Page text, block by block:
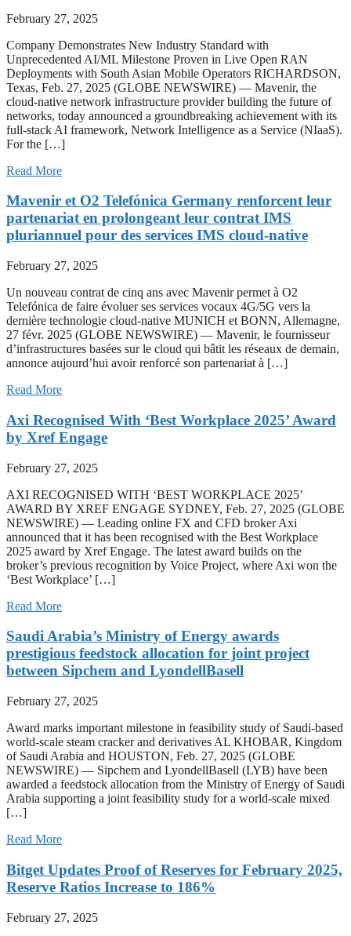
February 27, 2025
Company Demonstrates New Industry Standard with
Unprecedented AI/ML Milestone Proven in Live Open RAN
Deployments with South Asian Mobile Operators RICHARDSON,
Texas, Feb. 27, 2025 (GLOBE NEWSWIRE) — Mavenir, the
cloud-native network infrastructure provider building the future of
networks, today announced a groundbreaking achievement with its
full-stack AI framework, Network Intelligence as a Service (NIaaS).
For the […]
Read More
Mavenir et O2 Telefónica Germany renforcent leur
partenariat en prolongeant leur contrat IMS
pluriannuel pour des services IMS cloud-native
February 27, 2025
Un nouveau contrat de cinq ans avec Mavenir permet à O2
Telefónica de faire évoluer ses services vocaux 4G/5G vers la
dernière technologie cloud-native MUNICH et BONN, Allemagne,
27 févr. 2025 (GLOBE NEWSWIRE) — Mavenir, le fournisseur
d’infrastructures basées sur le cloud qui bâtit les réseaux de demain,
annonce aujourd’hui avoir renforcé son partenariat à […]
Read More
Axi Recognised With ‘Best Workplace 2025’ Award
by Xref Engage
February 27, 2025
AXI RECOGNISED WITH ‘BEST WORKPLACE 2025’
AWARD BY XREF ENGAGE SYDNEY, Feb. 27, 2025 (GLOBE
NEWSWIRE) — Leading online FX and CFD broker Axi
announced that it has been recognised with the Best Workplace
2025 award by Xref Engage. The latest award builds on the
broker’s previous recognition by Voice Project, where Axi won the
‘Best Workplace’ […]
Read More
Saudi Arabia’s Ministry of Energy awards
prestigious feedstock allocation for joint project
between Sipchem and LyondellBasell
February 27, 2025
Award marks important milestone in feasibility study of Saudi-based
world-scale steam cracker and derivatives AL KHOBAR, Kingdom
of Saudi Arabia and HOUSTON, Feb. 27, 2025 (GLOBE
NEWSWIRE) — Sipchem and LyondellBasell (LYB) have been
awarded a feedstock allocation from the Ministry of Energy of Saudi
Arabia supporting a joint feasibility study for a world-scale mixed
[…]
Read More
Bitget Updates Proof of Reserves for February 2025,
Reserve Ratios Increase to 186%
February 27, 2025